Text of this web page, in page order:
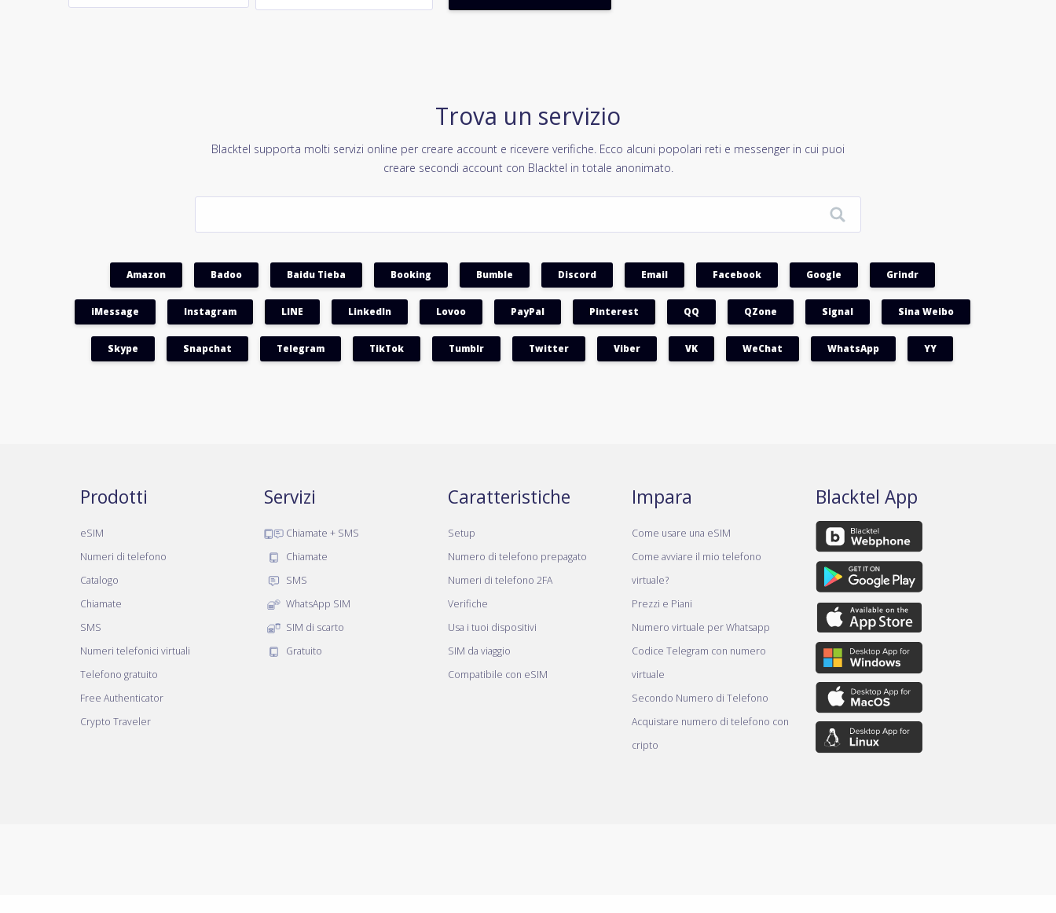
Trova un servizio
Blacktel supporta molti servizi online per creare account e ricevere verifiche. Ecco alcuni popolari reti e messenger in cui puoi
creare secondi account con Blacktel in totale anonimato.
Amazon Badoo Baidu Tieba Booking Bumble Discord Email Facebook Google Grindr
iMessage Instagram LINE LinkedIn Lovoo PayPal Pinterest QQ QZone Signal Sina Weibo
Skype Snapchat Telegram TikTok Tumblr Twitter Viber VK WeChat WhatsApp YY
Prodotti
eSIM
Numeri di telefono
Catalogo
Chiamate
SMS
Numeri telefonici virtuali
Telefono gratuito
Free Authenticator
Crypto Traveler
Servizi
Chiamate + SMS
Chiamate
SMS
WhatsApp SIM
SIM di scarto
Gratuito
Caratteristiche
Setup
Numero di telefono prepagato
Numeri di telefono 2FA
Verifiche
Usa i tuoi dispositivi
SIM da viaggio
Compatibile con eSIM
Impara
Come usare una eSIM
Come avviare il mio telefono
virtuale?
Prezzi e Piani
Numero virtuale per Whatsapp
Codice Telegram con numero
virtuale
Secondo Numero di Telefono
Acquistare numero di telefono con
cripto
Blacktel App